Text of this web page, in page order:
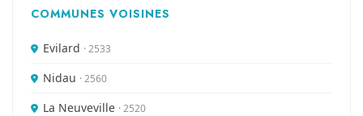
COMMUNES VOISINES
Evilard · 2533
Nidau · 2560
La Neuveville · 2520